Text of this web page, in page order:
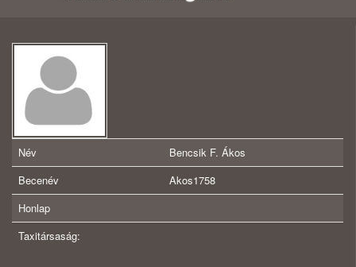
Név
Bencsik F. Ákos
Becenév
Akos1758
Honlap
Taxitársaság: